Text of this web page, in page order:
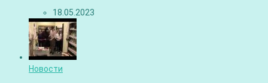
18.05.2023
Новости